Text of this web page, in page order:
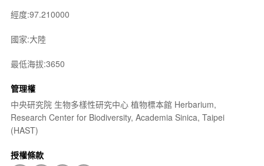
經度:97.210000
國家:大陸
最低海拔:3650
管理權
中央研究院 生物多樣性研究中心 植物標本館 Herbarium,
Research Center for Biodiversity, Academia Sinica, Taipei
(HAST)
授權條款